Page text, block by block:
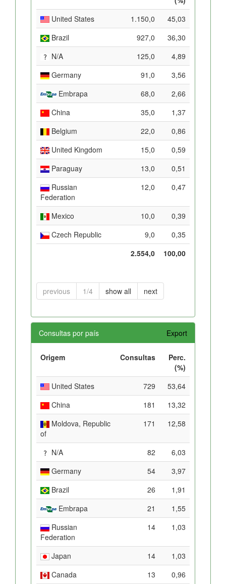
United States
1.150,0
45,03
Brazil
927,0
36,30
N/A
125,0
4,89
Germany
91,0
3,56
Embrapa
68,0
2,66
China
35,0
1,37
Belgium
22,0
0,86
United Kingdom
15,0
0,59
Paraguay
13,0
0,51
Russian
Federation
12,0 0,47
Mexico 10,0
0,39
Czech Republic
9,0
0,35
2.554,0
100,00
previous 1/4 show all next
Consultas por país Export
Origem Consultas
Perc.
(%)
United States
729
53,64
China
181
13,32
Moldova, Republic
of
171 12,58
N/A 82
6,03
Germany
54
3,97
Brazil
26
1,91
Embrapa
21
1,55
Russian
Federation
14 1,03
Japan 14
1,03
Canada
13
0,96